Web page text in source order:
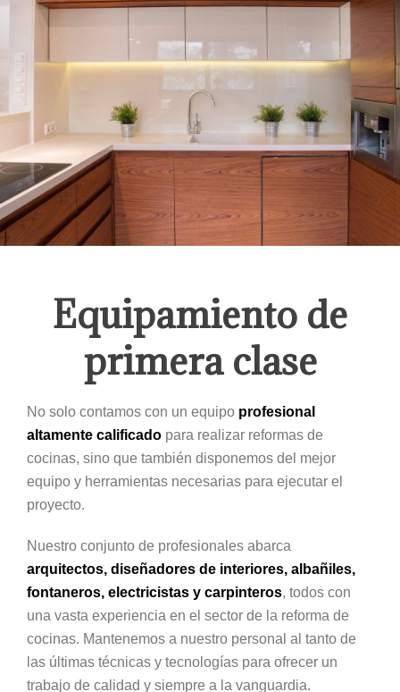
Equipamiento de
primera clase
No solo contamos con un equipo profesional
altamente calificado para realizar reformas de
cocinas, sino que también disponemos del mejor
equipo y herramientas necesarias para ejecutar el
proyecto.
Nuestro conjunto de profesionales abarca
arquitectos, diseñadores de interiores, albañiles,
fontaneros, electricistas y carpinteros, todos con
una vasta experiencia en el sector de la reforma de
cocinas. Mantenemos a nuestro personal al tanto de
las últimas técnicas y tecnologías para ofrecer un
trabajo de calidad y siempre a la vanguardia.